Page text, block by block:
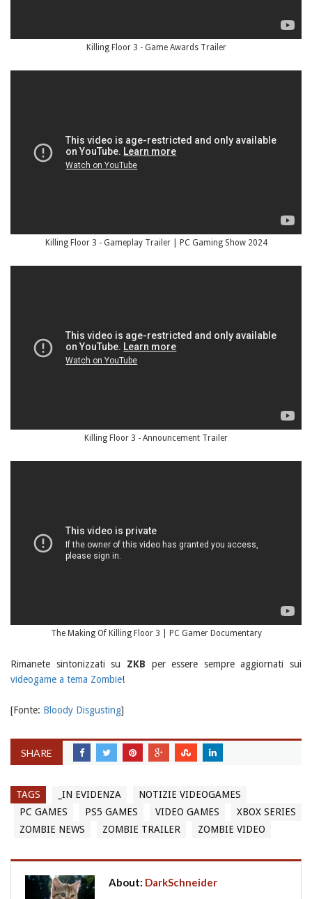
Killing Floor 3 - Game Awards Trailer
Killing Floor 3 - Gameplay Trailer | PC Gaming Show 2024
Killing Floor 3 - Announcement Trailer
The Making Of Killing Floor 3 | PC Gamer Documentary
Rimanete sintonizzati su ZKB per essere sempre aggiornati sui
videogame a tema Zombie!
[Fonte: Bloody Disgusting]
SHARE
TAGS _IN EVIDENZA
NOTIZIE VIDEOGAMES
PC GAMES
PS5 GAMES VIDEO GAMES
XBOX SERIES
ZOMBIE NEWS
ZOMBIE TRAILER ZOMBIE VIDEO
About: DarkSchneider